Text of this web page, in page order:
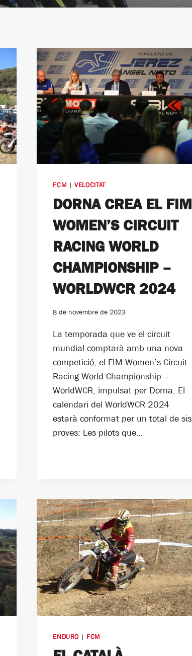
FCM |VELOCITAT
DORNA CREA EL FIM
WOMEN’S CIRCUIT
RACING WORLD
CHAMPIONSHIP –
WORLDWCR 2024
8 de novembre de 2023
La temporada que ve el circuit
mundial comptarà amb una nova
competició, el FIM Women’s Circuit
Racing World Championship –
WorldWCR, impulsat per Dorna. El
calendari del WorldWCR 2024
estarà conformat per un total de sis
proves: Les pilots que…
ENDURO | FCM